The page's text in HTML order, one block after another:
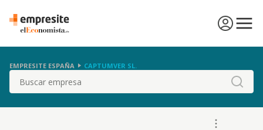
EMPRESITE ESPAÑA CAPTUMVER SL.
Buscar